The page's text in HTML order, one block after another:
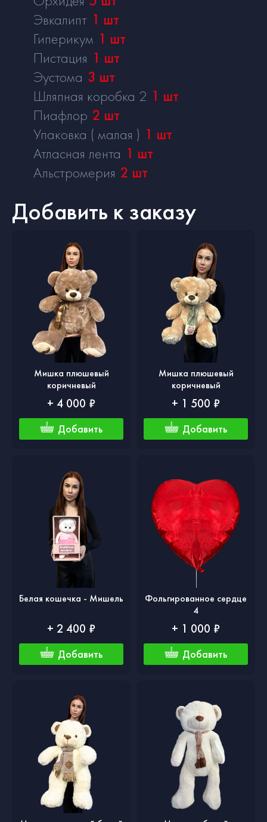
Эвкалипт 1 шт
Гиперикум 1 шт
Пистация 1 шт
Эустома 3 шт
Шляпная коробка 2 1 шт
Пиафлор 2 шт
Упаковка ( малая ) 1 шт
Атласная лента 1 шт
Альстромерия 2 шт
Добавить к заказу
Мишка плюшевый
коричневый
+ 4 000 ₽
Добавить
Мишка плюшевый
коричневый
+ 1 500 ₽
Добавить
Белая кошечка - Мишель
+ 2 400 ₽
Добавить
Фольгированное сердце
4
+ 1 000 ₽
Добавить